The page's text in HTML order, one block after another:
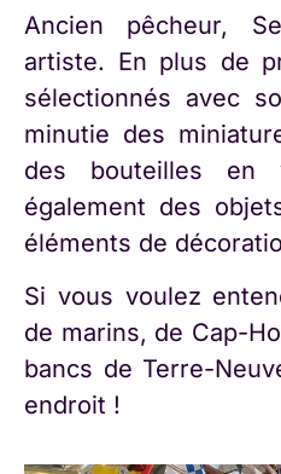
Ancien pêcheur,
artiste. En plus de
sélectionnés avec
minutie des
des bouteilles en
également des
éléments de
Si vous voulez
de marins, de Cap-
bancs de Terre-
endroit !